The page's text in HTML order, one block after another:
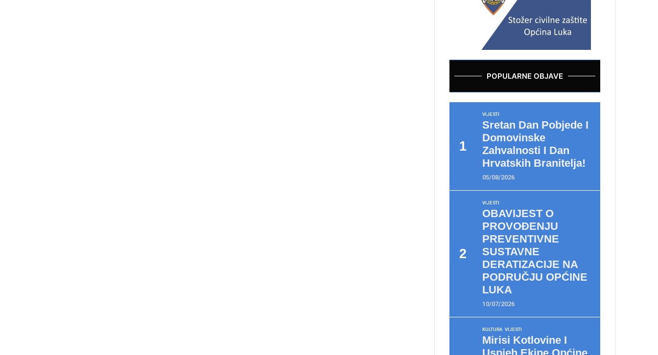
POPULARNE OBJAVE
VIJESTI
Sretan Dan Pobjede I
Domovinske
Zahvalnosti I Dan
Hrvatskih Branitelja!
05/08/2026
VIJESTI
OBAVIJEST O
PROVOĐENJU
PREVENTIVNE
SUSTAVNE
DERATIZACIJE NA
PODRUČJU OPĆINE
LUKA
10/07/2026
KULTURA VIJESTI
Mirisi Kotlovine I
Uspjeh Ekipe Općine